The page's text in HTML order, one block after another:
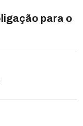
para o